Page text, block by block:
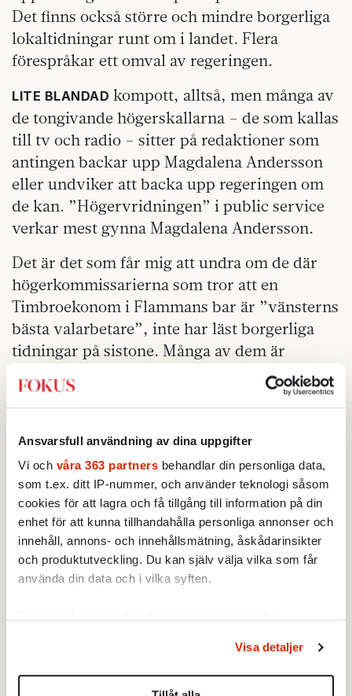
Ansvarsfull användning av dina uppgifter
Vi och våra 363 partners behandlar din personliga data,
som t.ex. ditt IP-nummer, och använder teknologi såsom
cookies för att lagra och få tillgång till information på din
enhet för att kunna tillhandahålla personliga annonser och
innehåll, annons- och innehållsmätning, åskådarinsikter
och produktutveckling. Du kan själv välja vilka som får
använda din data och i vilka syften.
Du kan ändra eller dra tillbaka ditt samtycke när som
helst från cookie-förklaringen.
Visa detaljer
Det finns också större och mindre borgerliga
lokaltidningar runt om i landet. Flera
förespråkar ett omval av regeringen.
LITE BLANDAD kompott, alltså, men många av
de tongivande högerskallarna – de som kallas
till tv och radio – sitter på redaktioner som
antingen backar upp Magdalena Andersson
eller undviker att backa upp regeringen om
de kan. ”Högervridningen” i public service
verkar mest gynna Magdalena Andersson.
Det är det som får mig att undra om de där
högerkommissarierna som tror att en
Timbroekonom i Flammans bar är ”vänsterns
bästa valarbetare”, inte har läst borgerliga
tidningar på sistone. Många av dem är
faktiskt valarbetare för Magdalena Andersson
alldeles på riktigt.
regering, oavsett vilken den är, men jag kan
ändå inte låta bli att tycka lite synd om den
här.